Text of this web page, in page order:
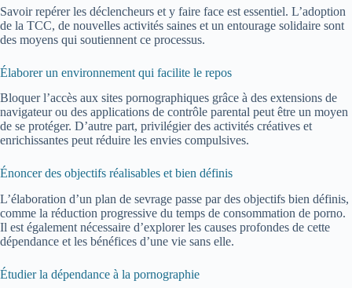
Savoir repérer les déclencheurs et y faire face est essentiel. L’adoption
de la TCC, de nouvelles activités saines et un entourage solidaire sont
des moyens qui soutiennent ce processus.
Élaborer un environnement qui facilite le repos
Bloquer l’accès aux sites pornographiques grâce à des extensions de
navigateur ou des applications de contrôle parental peut être un moyen
de se protéger. D’autre part, privilégier des activités créatives et
enrichissantes peut réduire les envies compulsives.
Énoncer des objectifs réalisables et bien définis
L’élaboration d’un plan de sevrage passe par des objectifs bien définis,
comme la réduction progressive du temps de consommation de porno.
Il est également nécessaire d’explorer les causes profondes de cette
dépendance et les bénéfices d’une vie sans elle.
Étudier la dépendance à la pornographie